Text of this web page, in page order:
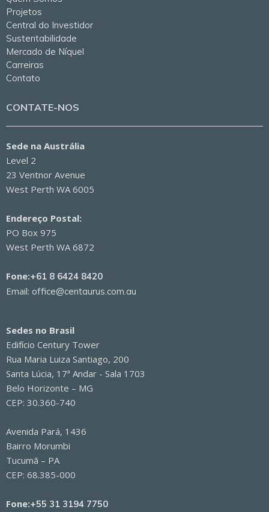
Projetos
Central do Investidor
Sustentabilidade
Mercado de Níquel
Carreiras
Contato
CONTATE-NOS
Sede na Austrália
Level 2
23 Ventnor Avenue
West Perth WA 6005
Endereço Postal:
PO Box 975
West Perth WA 6872
Fone:+61 8 6424 8420
Email: office@centaurus.com.au
Sedes no Brasil
Edifício Century Tower
Rua Maria Luiza Santiago, 200
Santa Lúcia, 17ª Andar - Sala 1703
Belo Horizonte – MG
CEP: 30.360-740
Avenida Pará, 1436
Bairro Morumbi
Tucumã – PA
CEP: 68.385-000
Fone:+55 31 3194 7750